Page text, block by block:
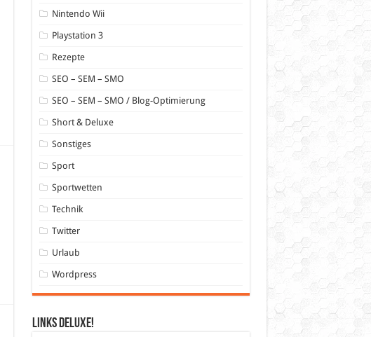
Nintendo Wii
Playstation 3
Rezepte
SEO – SEM – SMO
SEO – SEM – SMO / Blog-Optimierung
Short & Deluxe
Sonstiges
Sport
Sportwetten
Technik
Twitter
Urlaub
Wordpress
Links DeLuXe!